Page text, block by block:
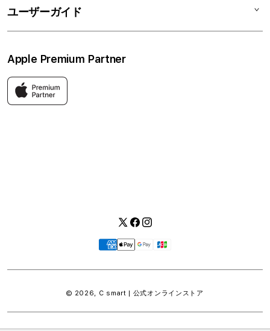
会社概要
特定商取引法に基づく表記
利用規約
返品・交換
ユーザーガイド
お問い合わせ
FAQ
Apple Premium Partner
Apple製品はもちろん、関連アクセサリーも豊富に取り揃えてい
ます。
Twitter
Facebook
Instagram
支
払
© 2026, C smart | 公式オンラインストア